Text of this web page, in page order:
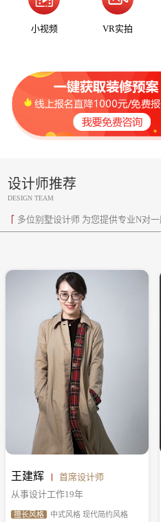
小视频 VR实拍
设计师推荐
DESIGN TEAM
多位别墅设计师 为您提供专业N对一
王建辉
首席设计师
从事设计工作19年
擅长风格 中式风格 现代简约风格